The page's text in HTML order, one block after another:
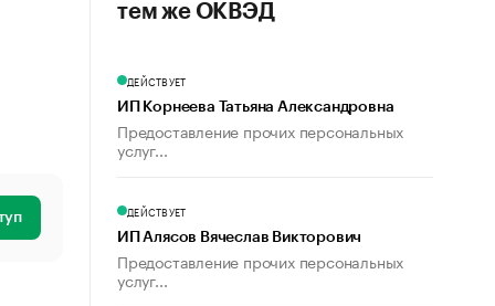
тем же ОКВЭД
ДЕЙСТВУЕТ
ИП Корнеева Татьяна Александровна
Предоставление прочих персональных
услуг...
ДЕЙСТВУЕТ
ИП Алясов Вячеслав Викторович
Предоставление прочих персональных
услуг...